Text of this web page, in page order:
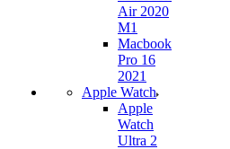
Air 2020
M1
Macbook
Pro 16
2021
Apple Watch
Apple
Watch
Ultra 2